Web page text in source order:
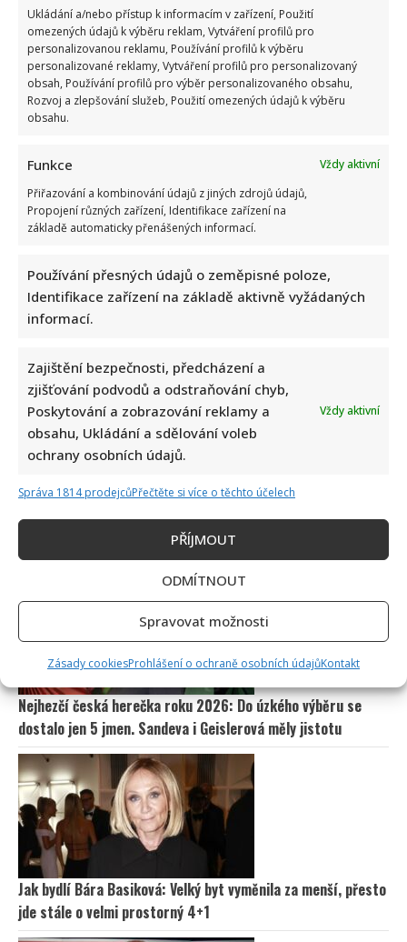
Ukládání a/nebo přístup k informacím v zařízení, Použití
omezených údajů k výběru reklam, Vytváření profilů pro
personalizovanou reklamu, Používání profilů k výběru
personalizované reklamy, Vytváření profilů pro personalizovaný
obsah, Používání profilů pro výběr personalizovaného obsahu,
Rozvoj a zlepšování služeb, Použití omezených údajů k výběru
obsahu.
Funkce
Vždy aktivní
Přiřazování a kombinování údajů z jiných zdrojů údajů,
Propojení různých zařízení, Identifikace zařízení na
základě automaticky přenášených informací.
Používání přesných údajů o zeměpisné poloze,
Identifikace zařízení na základě aktivně vyžádaných
informací.
Zajištění bezpečnosti, předcházení a
zjišťování podvodů a odstraňování chyb,
Poskytování a zobrazování reklamy a
obsahu, Ukládání a sdělování voleb
ochrany osobních údajů.
Vždy aktivní
Správa 1814 prodejcůPřečtěte si více o těchto účelech
PŘÍJMOUT
ODMÍTNOUT
Spravovat možnosti
Zásady cookiesProhlášení o ochraně osobních údajůKontakt
nerada: Po bolestivém konci však také našla lásku
Test vědomostí o lidském těle: Kdo získá 10 z 10 bodů,
pamatuje si biologii ze základní školy dokonale
Nejhezčí česká herečka roku 2026: Do úzkého výběru se
dostalo jen 5 jmen. Sandeva i Geislerová měly jistotu
Jak bydlí Bára Basiková: Velký byt vyměnila za menší, přesto
jde stále o velmi prostorný 4+1